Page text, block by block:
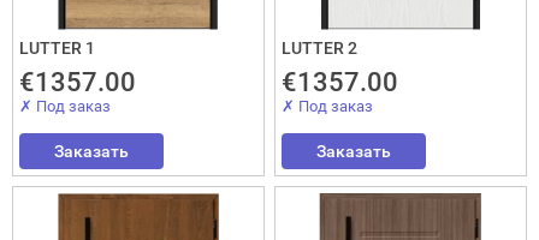
LUTTER 1
€1357.00
✗ Под заказ
Заказать
LUTTER 2
€1357.00
✗ Под заказ
Заказать